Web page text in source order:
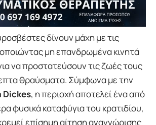
δίνουν μάχη με τις
μη επανδρωμένα κινητά
να προστατεύσουν τις ζωές τους
θραύσματα. Σύμφωνα με την
Dickes, η περιοχή αποτελεί ένα από
φυσικά καταφύγια του κρατιδίου,
επίσημη αίτηση αναγνώρισης